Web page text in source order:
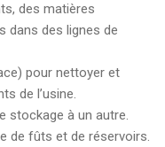
des matières
dans des lignes de
pour nettoyer et
de l’usine.
stockage à un autre.
de fûts et de réservoirs.